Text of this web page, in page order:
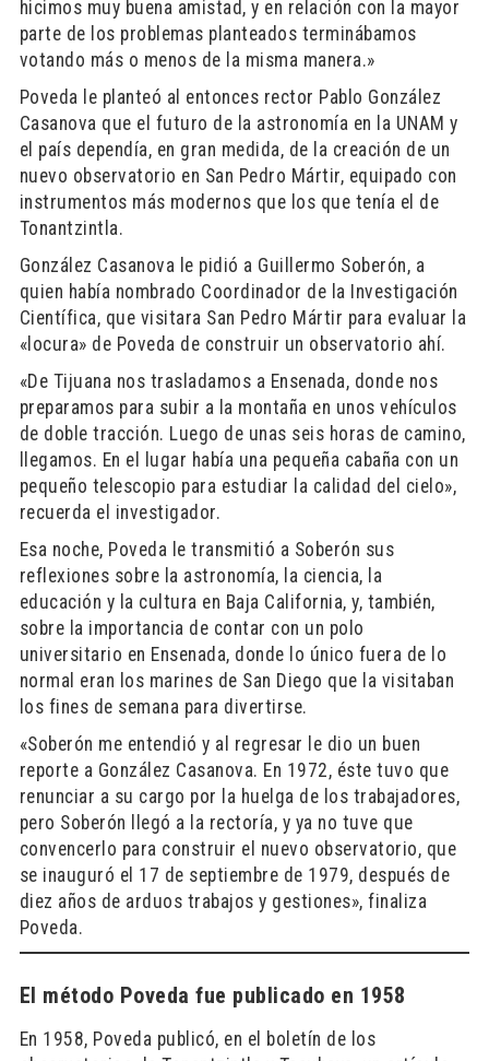
hicimos muy buena amistad, y en relación con la mayor
parte de los problemas planteados terminábamos
votando más o menos de la misma manera.»
Poveda le planteó al entonces rector Pablo González
Casanova que el futuro de la astronomía en la UNAM y
el país dependía, en gran medida, de la creación de un
nuevo observatorio en San Pedro Mártir, equipado con
instrumentos más modernos que los que tenía el de
Tonantzintla.
González Casanova le pidió a Guillermo Soberón, a
quien había nombrado Coordinador de la Investigación
Científica, que visitara San Pedro Mártir para evaluar la
«locura» de Poveda de construir un observatorio ahí.
«De Tijuana nos trasladamos a Ensenada, donde nos
preparamos para subir a la montaña en unos vehículos
de doble tracción. Luego de unas seis horas de camino,
llegamos. En el lugar había una pequeña cabaña con un
pequeño telescopio para estudiar la calidad del cielo»,
recuerda el investigador.
Esa noche, Poveda le transmitió a Soberón sus
reflexiones sobre la astronomía, la ciencia, la
educación y la cultura en Baja California, y, también,
sobre la importancia de contar con un polo
universitario en Ensenada, donde lo único fuera de lo
normal eran los marines de San Diego que la visitaban
los fines de semana para divertirse.
«Soberón me entendió y al regresar le dio un buen
reporte a González Casanova. En 1972, éste tuvo que
renunciar a su cargo por la huelga de los trabajadores,
pero Soberón llegó a la rectoría, y ya no tuve que
convencerlo para construir el nuevo observatorio, que
se inauguró el 17 de septiembre de 1979, después de
diez años de arduos trabajos y gestiones», finaliza
Poveda.
El método Poveda fue publicado en 1958
En 1958, Poveda publicó, en el boletín de los